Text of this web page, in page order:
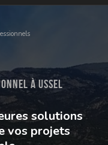
à Ussel
solutions
vos projets